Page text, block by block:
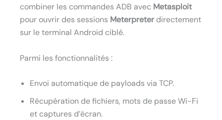
combiner les commandes ADB avec Metasploit
pour ouvrir des sessions Meterpreter directement
sur le terminal Android ciblé.
Parmi les fonctionnalités :
Envoi automatique de payloads via TCP.
Récupération de fichiers, mots de passe Wi-Fi
et captures d’écran.